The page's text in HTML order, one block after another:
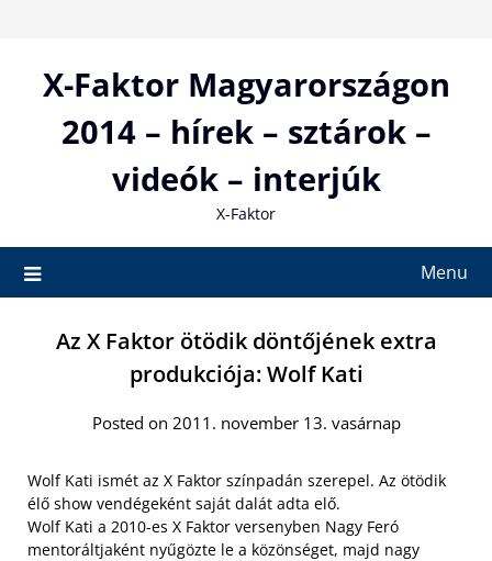
contentX-Faktor Magyarországon
2014 – hírek – sztárok –
videók – interjúk
X-Faktor
Menu
Az X Faktor ötödik döntőjének extra
produkciója: Wolf Kati
Posted on 2011. november 13. vasárnap
Wolf Kati ismét az X Faktor színpadán szerepel. Az ötödik
élő show vendégeként saját dalát adta elő.
Wolf Kati a 2010-es X Faktor versenyben Nagy Feró
mentoráltjaként nyűgözte le a közönséget, majd nagy